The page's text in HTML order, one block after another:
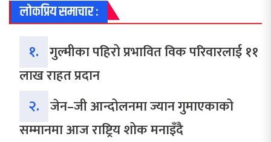
लोकप्रिय समाचार :
१. गुल्मीका पहिरो प्रभावित विक परिवारलाई ११
लाख राहत प्रदान
२. जेन–जी आन्दोलनमा ज्यान गुमाएकाको
सम्मानमा आज राष्ट्रिय शोक मनाइँदै